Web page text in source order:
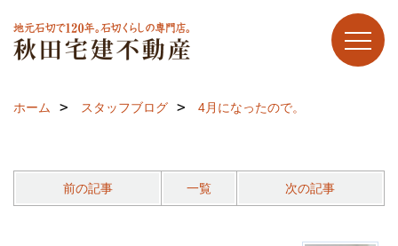
ホーム スタッフブログ 4月になったので。
前の記事 一覧 次の記事